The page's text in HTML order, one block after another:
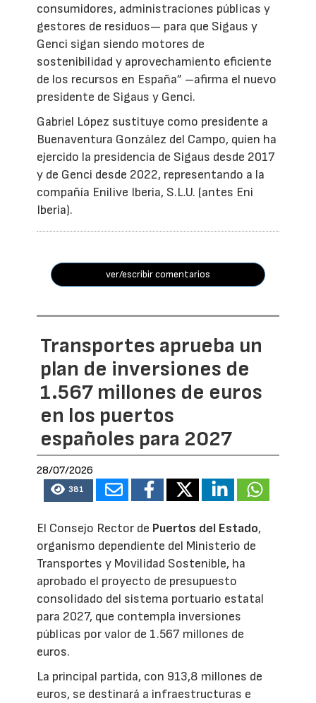
consumidores, administraciones públicas y
gestores de residuos— para que Sigaus y
Genci sigan siendo motores de
sostenibilidad y aprovechamiento eficiente
de los recursos en España” –afirma el nuevo
presidente de Sigaus y Genci.
Gabriel López sustituye como presidente a
Buenaventura González del Campo, quien ha
ejercido la presidencia de Sigaus desde 2017
y de Genci desde 2022, representando a la
compañía Enilive Iberia, S.L.U. (antes Eni
Iberia).
ver/escribir comentarios
Transportes aprueba un
plan de inversiones de
1.567 millones de euros
en los puertos
españoles para 2027
28/07/2026
381
El Consejo Rector de Puertos del Estado,
organismo dependiente del Ministerio de
Transportes y Movilidad Sostenible, ha
aprobado el proyecto de presupuesto
consolidado del sistema portuario estatal
para 2027, que contempla inversiones
públicas por valor de 1.567 millones de
euros.
La principal partida, con 913,8 millones de
euros, se destinará a infraestructuras e